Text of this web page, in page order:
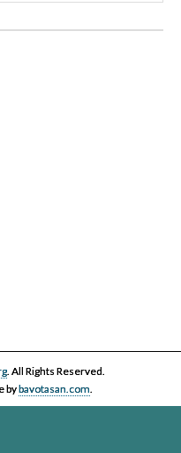
. All Rights Reserved.
bybavotasan.com.